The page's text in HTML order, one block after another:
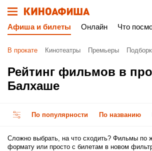
Афиша и билеты Онлайн Что
В прокате Кинотеатры Премьеры
Рейтинг фильмов в
Балхаше
По популярности По названию
Сложно выбрать, на что сходить? Фильмы по
формату или просто с билетам в новом